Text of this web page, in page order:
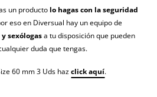
un producto lo hagas con la seguridad
eso en Diversual hay un equipo de
sexólogasa tu disposición que pueden
duda que tengas.
60 mm 3 Uds hazclick aquí.